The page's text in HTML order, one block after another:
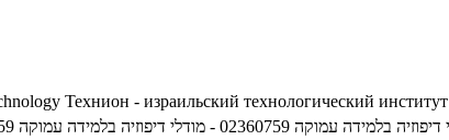
Технион - израильский технологический институт
02360759 - מודלי דיפוזיה בלמידה עמוקה